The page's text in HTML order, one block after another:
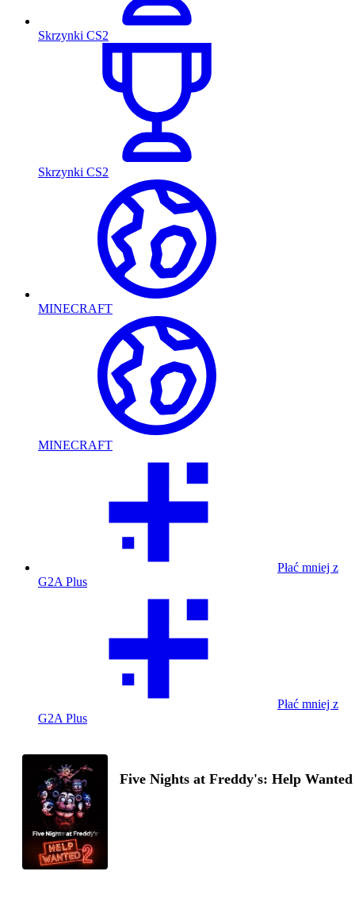
Skrzynki CS2
Skrzynki CS2
MINECRAFT
MINECRAFT
Płać mniej z
G2A Plus
Płać mniej z
G2A Plus
Five Nights at Freddy's: Help Wanted